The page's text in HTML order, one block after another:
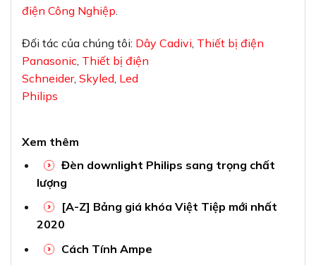
điện Công Nghiệp
Đối tác của chúng tôi: Dây Cadivi Thiết bị điện
Panasonic Thiết bị điện
Schneider, Skyled Led
Philips
Xem thêm
Đèn downlight Philips sang trọng chất
lượng
[A-Z] Bảng giá khóa Việt Tiệp mới nhất
2020
Cách Tính Ampe